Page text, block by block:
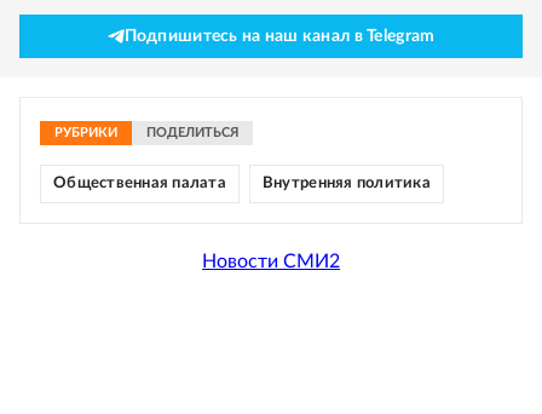
Подпишитесь на наш канал в Telegram
РУБРИКИ ПОДЕЛИТЬСЯ
Общественная палата Внутренняя политика
Новости СМИ2